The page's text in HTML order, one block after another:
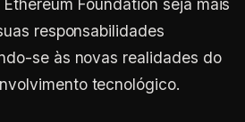
Foundation seja mais
responsabilidades
se às novas realidades do
tecnológico.